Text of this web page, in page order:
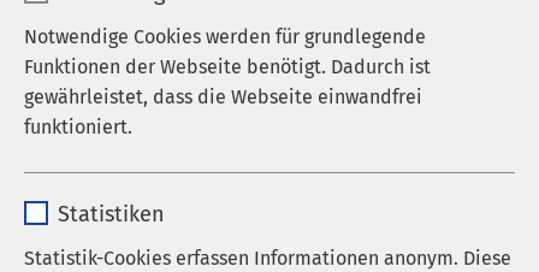
Notwendige Cookies werden für grundlegende
Funktionen der Webseite benötigt. Dadurch ist
gewährleistet, dass die Webseite einwandfrei
funktioniert.
Anbieter sgalinski
Statistiken
Statistik-Cookies erfassen Informationen anonym. Diese